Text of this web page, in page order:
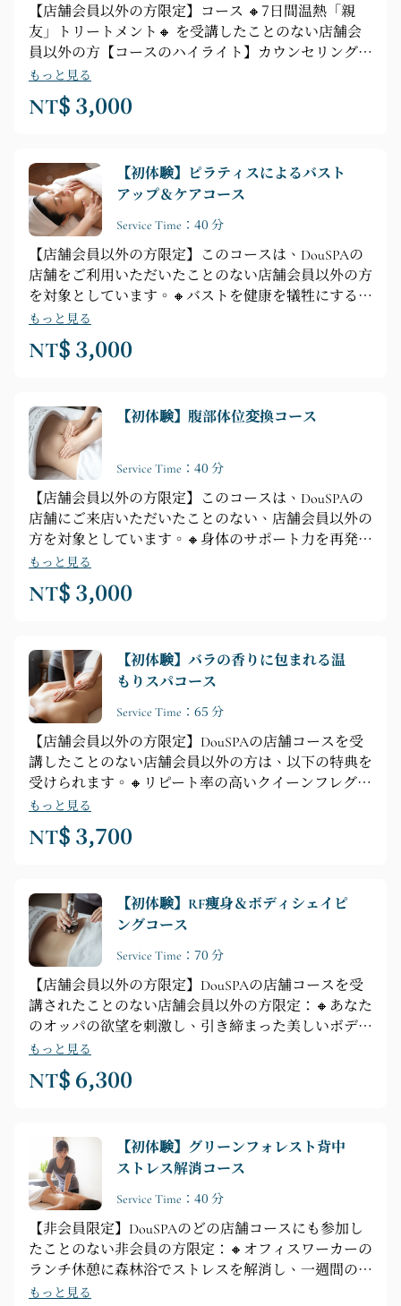
【店舗会員以外の方限定】コース 🔸7日間温熱「親
友」トリートメント🔸 を受講したことのない店舗会
員以外の方【コースのハイライト】カウンセリング
► シャワー ► 腹部、腰、ヒップ、ツボ開放、子宮温
熱テクニック、活力温熱テクニック
もっと見る
NT$ 3,000
【初体験】ピラティスによるバスト
アップ＆ケアコース
Service Time：40 分
【店舗会員以外の方限定】このコースは、DouSPAの
店舗をご利用いただいたことのない店舗会員以外の方
を対象としています。🔸バストを健康を犠牲にする武
器にしないでください🔸【コース内容】カウンセリン
グ ► シャワー ► 全身リラクゼーション ► 背中のリ
リーフ ► 胸のマッサージ
もっと見る
NT$ 3,000
【初体験】腹部体位変換コース
Service Time：40 分
【店舗会員以外の方限定】このコースは、DouSPAの
店舗にご来店いただいたことのない、店舗会員以外の
方を対象としています。🔸身体のサポート力を再発見
🔸【コース内容】カウンセリング ► シャワー ► 腹部
シェイプアップテクニック（30分） ► 腹部マスクシ
ェイプ（10分）
もっと見る
NT$ 3,000
【初体験】バラの香りに包まれる温
もりスパコース
Service Time：65 分
【店舗会員以外の方限定】DouSPAの店舗コースを受
講したことのない店舗会員以外の方は、以下の特典を
受けられます。🔸リピート率の高いクイーンフレグラ
ンス、一度体験すればきっと虜になる人気コース
🔸【コース内容】プロによるカウンセリング ► シャ
ワー ► フラワーカードカウンセリング ► 全身リラク
頭部のリラックスマッサージ）
もっと見る
NT$ 3,700
【初体験】RF痩身＆ボディシェイピ
ングコース
Service Time：70 分
【店舗会員以外の方限定】DouSPAの店舗コースを受
講されたことのない店舗会員以外の方限定：🔸あなた
のオッパの欲望を刺激し、引き締まった美しいボディ
ラインを手に入れましょう🔸【コース内容】プロによ
るカウンセリング ► シャワー ► 全身リラクゼーショ
ン ► 20分間のフェイシャルシェイピング（腕、お
もっと見る
NT$ 6,300
【初体験】グリーンフォレスト背中
ストレス解消コース
Service Time：40 分
【非会員限定】DouSPAのどの店舗コースにも参加し
たことのない非会員の方限定：🔸オフィスワーカーの
ランチ休憩に森林浴でストレスを解消し、一週間の活
力をチャージ🔸【コースハイライト】カードカウンセ
もっと見る